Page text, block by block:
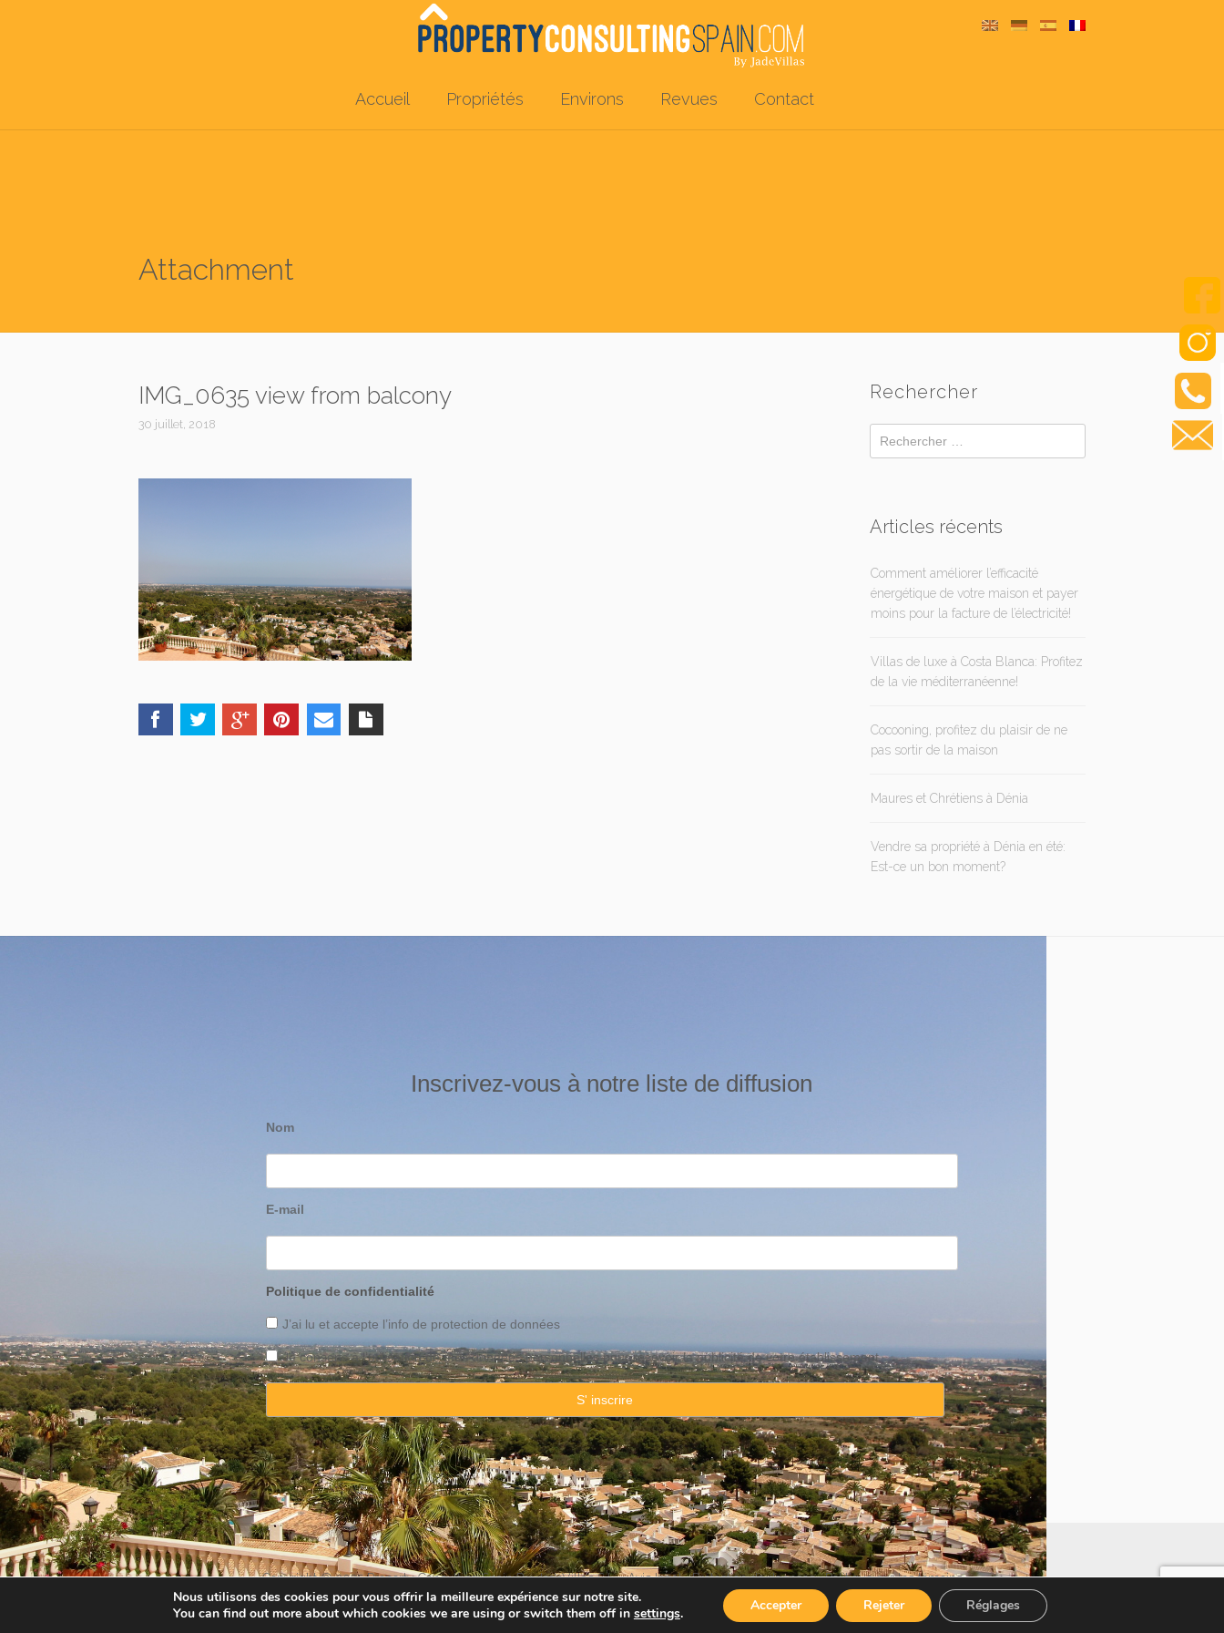
Accueil Propriétés Environs Revues Contact
Attachment
IMG_0635 view from balcony
30 juillet, 2018
Rechercher
Articles récents
Comment améliorer l’efficacité
énergétique de votre maison et payer
moins pour la facture de l’électricité!
Villas de luxe à Costa Blanca: Profitez
de la vie méditerranéenne!
Cocooning, profitez du plaisir de ne
pas sortir de la maison
Maures et Chrétiens à Dénia
Vendre sa propriété à Dénia en été:
Est-ce un bon moment?
Inscrivez-vous à notre liste de diffusion
Nom
E-mail
Politique de confidentialité
J’ai lu et accepte l’info de protection de données
Je consens à l’utilisation de mes données personnelles pour recevoir la publicité de votre établissement
Copyright © 2025 Property Consulting Spain By JadeVillas S.L. ·Avis legal·Protection de données·Politique sur les témoins
Nous utilisons des cookies pour vous offrir la meilleure expérience sur notre site.
You can find out more about which cookies we are using or switch them off in settings. Accepter Rejeter Réglages